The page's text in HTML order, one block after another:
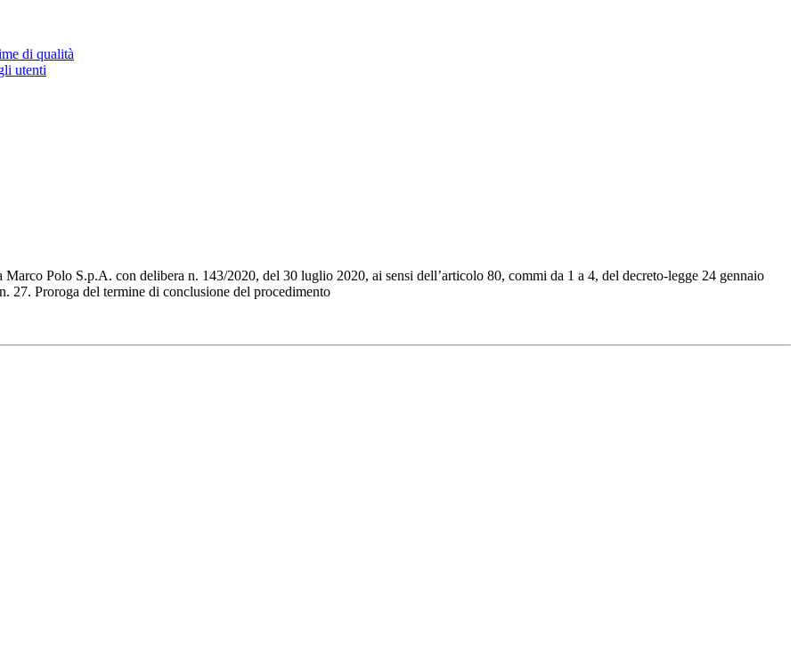
di qualità
utenti
Polo S.p.A. con delibera n. 143/2020, del 30 luglio 2020, ai sensi dell’articolo 80, commi da 1 a 4, del decreto-legge 24 gennaio
27. Proroga del termine di conclusione del procedimento